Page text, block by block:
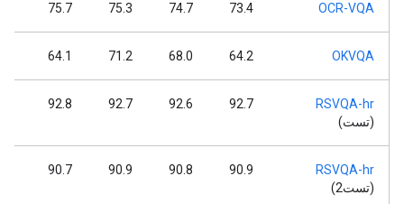
OCR-VQA
73.4
74.7
75.3
75.7
OKVQA
64.2
68.0
71.2
64.1
RSVQA-hr
(تست)
92.7
92.6
92.7
92.8
RSVQA-hr
(تست2)
90.9
90.8
90.9
90.7